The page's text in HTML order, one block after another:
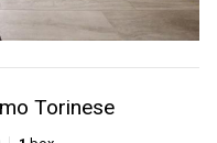
Torinese